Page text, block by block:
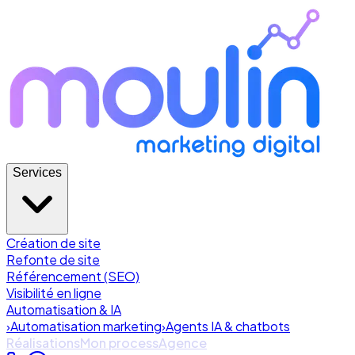
Services
Création de site
Refonte de site
Référencement (SEO)
Visibilité en ligne
Automatisation & IA
›Automatisation marketing›Agents IA & chatbots
RéalisationsMon processAgence